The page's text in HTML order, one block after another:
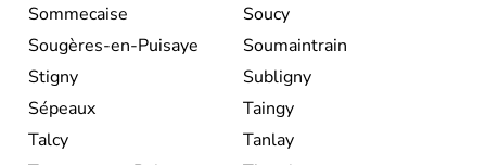
Sommecaise
Soucy
Sougères-en-Puisaye
Soumaintrain
Stigny
Subligny
Sépeaux
Taingy
Talcy
Tanlay